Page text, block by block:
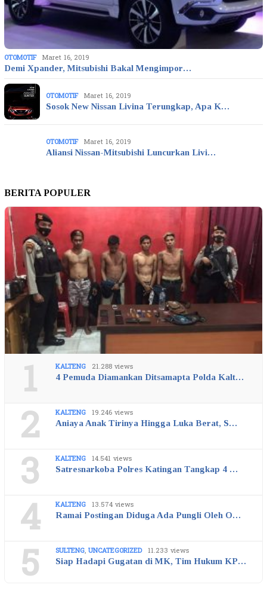
OTOMOTIF Maret 16, 2019
Demi Xpander, Mitsubishi Bakal Mengimpor…
OTOMOTIF Maret 16, 2019
Sosok New Nissan Livina Terungkap, Apa K…
OTOMOTIF Maret 16, 2019
Aliansi Nissan-Mitsubishi Luncurkan Livi…
BERITA POPULER
1 KALTENG 21.288 views
4 Pemuda Diamankan Ditsamapta Polda Kalt…
2 KALTENG 19.246 views
Aniaya Anak Tirinya Hingga Luka Berat, S…
3 KALTENG 14.541 views
Satresnarkoba Polres Katingan Tangkap 4 …
4 KALTENG 13.574 views
Ramai Postingan Diduga Ada Pungli Oleh O…
5 SULTENG, UNCATEGORIZED 11.233 views
Siap Hadapi Gugatan di MK, Tim Hukum KP…